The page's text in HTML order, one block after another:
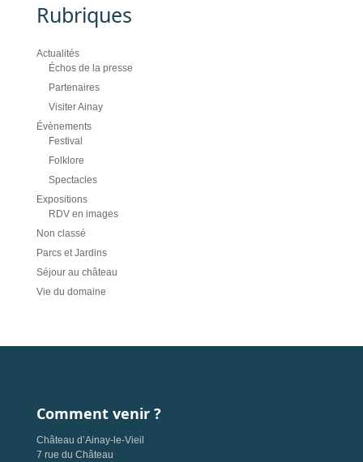
Rubriques
Actualités
Échos de la presse
Partenaires
Visiter Ainay
Évènements
Festival
Folklore
Spectacles
Expositions
RDV en images
Non classé
Parcs et Jardins
Séjour au château
Vie du domaine
Comment venir ?
Château d’Ainay-le-Vieil
7 rue du Château